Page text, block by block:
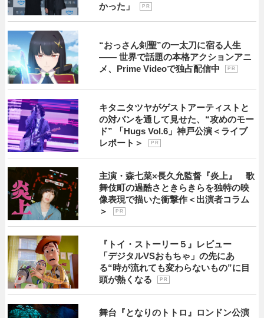
かった」
P R
“おっさん剣聖”の一太刀に宿る人生
―― 世界で話題の本格アクションアニ
メ、Prime Videoで独占配信中
P R
キタニタツヤがゲストアーティストと
の対バンを通して見せた、“攻めのモー
ド” 「Hugs Vol.6」神戸公演＜ライブ
レポート＞
P R
主演・森七菜×長久允監督『炎上』 歌
舞伎町の過酷さときらきらを独特の映
像表現で描いた衝撃作＜出演者コラム
＞
P R
『トイ・ストーリー５』レビュー
「デジタルVSおもちゃ」の先にあ
る“時が流れても変わらないもの”に目
頭が熱くなる
P R
舞台『となりのトトロ』ロンドン公演